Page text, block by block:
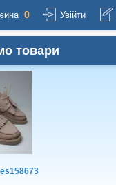
0 Увійти
товари